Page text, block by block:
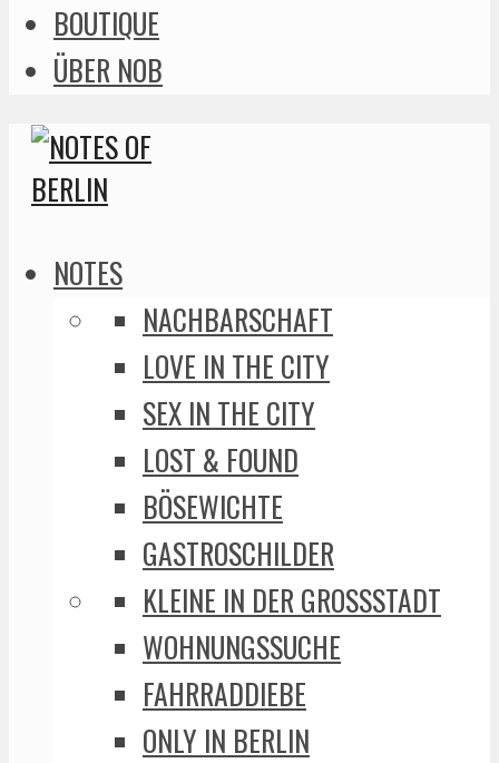
BOUTIQUE
ÜBER NOB
NOTES
NACHBARSCHAFT
LOVE IN THE CITY
SEX IN THE CITY
LOST & FOUND
BÖSEWICHTE
GASTROSCHILDER
KLEINE IN DER GROSSSTADT
WOHNUNGSSUCHE
FAHRRADDIEBE
ONLY IN BERLIN